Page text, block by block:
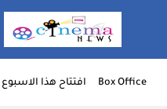
Box Office افتتاح هذا الاسبوع